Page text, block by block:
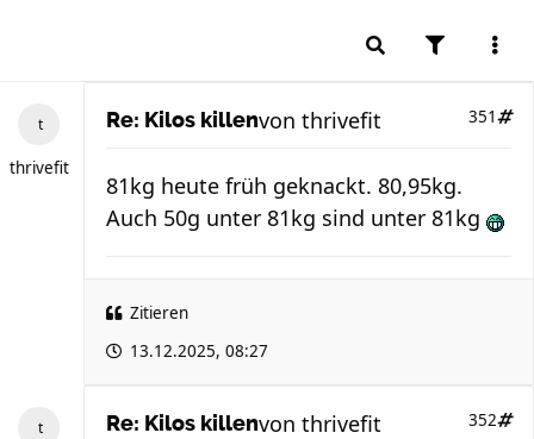
thrivefit
Re: Kilos killen 351
von thrivefit
81kg heute früh geknackt. 80,95kg.
Auch 50g unter 81kg sind unter 81kg
Zitieren
13.12.2025, 08:27
Re: Kilos killen 352
von thrivefit